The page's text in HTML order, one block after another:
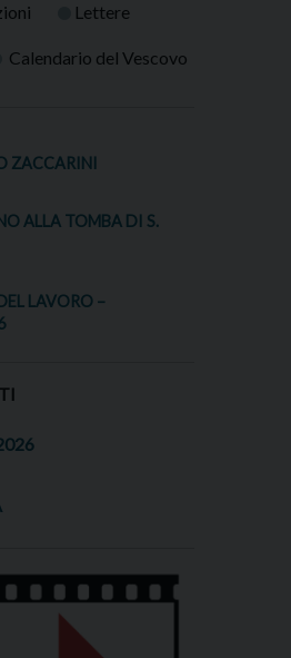
Lettere
Calendario del Vescovo
ZACCARINI
ALLA TOMBA DI S.
LAVORO –